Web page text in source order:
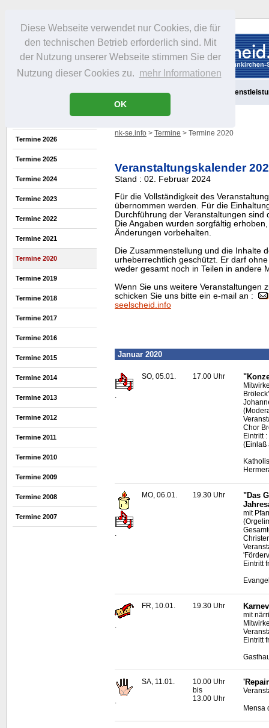
Diese Webseite verwendet nur Cookies, die für
den technischen Betrieb erforderlich sind. Mit
der Nutzung unserer Webseite stimmen Sie der
Nutzung dieser Cookies zu. mehr Informationen
OK
Portrait Freizeit Gastronomie
Termine 2026
Termine 2025
Termine 2024
Termine 2023
Termine 2022
Termine 2021
Termine 2020
Termine 2019
Termine 2018
Termine 2017
Termine 2016
Termine 2015
Termine 2014
Termine 2013
Termine 2012
Termine 2011
Termine 2010
Termine 2009
Termine 2008
Termine 2007
nk-se.info > Termine > Termine 2020
Veranstaltungskalender
Stand : 02. Februar 2024
Für die Vollständigkeit des
übernommen werden. Für die
Durchführung der Veranstaltungen sind
Die Angaben wurden sorgfältig
Änderungen vorbehalten.
Die Zusammenstellung und die Inhalte
urheberrechtlich geschützt. Er darf
weder gesamt noch in Teilen in andere
Wenn Sie uns weitere Veranstaltungen
schicken Sie uns bitte ein e-mail an :
seelscheid.info
Januar 2020
.
SO, 05.01. 17.00 Uhr
Chor
Eintritt
(Einlaß
MO, 06.01. 19.30 Uhr
"Das
mit
Eintritt
FR, 10.01. 19.30 Uhr
mit
Eintritt
.
SA, 11.01.
10.00 Uhr
bis
13.00 Uhr
Mensa